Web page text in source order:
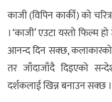
काजी (विपिन कार्की) को
। ‘काजी’ एउटा यस्तो फिल्म
आनन्द दिन सक्छ,
तर जाँदाजाँदै दिइएको
दर्शकलाई खिन्न बनाउन सक्छ ।